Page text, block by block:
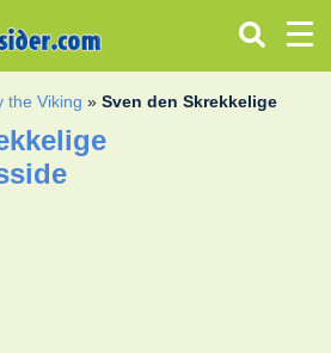
the Viking »Sven den Skrekkelige